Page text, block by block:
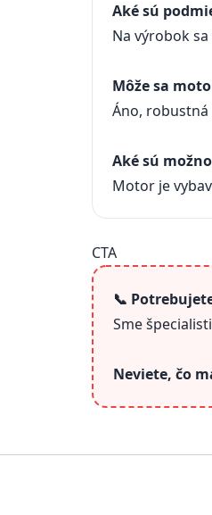
Aké sú
Na výrobok
Môže sa
Áno,
Aké sú
Motor je
CTA
📞
Sme
Neviete, čo